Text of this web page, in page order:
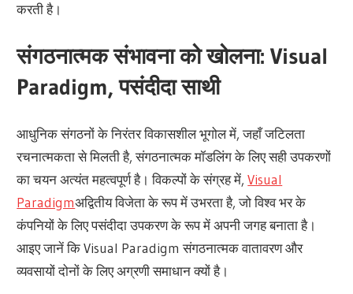
करती है।
संगठनात्मक संभावना को खोलना: Visual
Paradigm, पसंदीदा साथी
आधुनिक संगठनों के निरंतर विकासशील भूगोल में, जहाँ जटिलता
रचनात्मकता से मिलती है, संगठनात्मक मॉडलिंग के लिए सही उपकरणों
का चयन अत्यंत महत्वपूर्ण है। विकल्पों के संग्रह में,Visual
Paradigmअद्वितीय विजेता के रूप में उभरता है, जो विश्व भर के
कंपनियों के लिए पसंदीदा उपकरण के रूप में अपनी जगह बनाता है।
आइए जानें कि Visual Paradigm संगठनात्मक वातावरण और
व्यवसायों दोनों के लिए अग्रणी समाधान क्यों है।